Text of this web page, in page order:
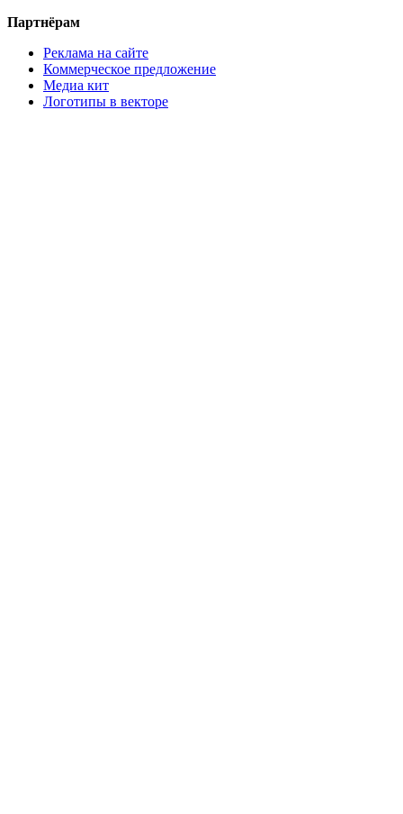
Партнёрам
Реклама на сайте
Коммерческое предложение
Медиа кит
Логотипы в векторе